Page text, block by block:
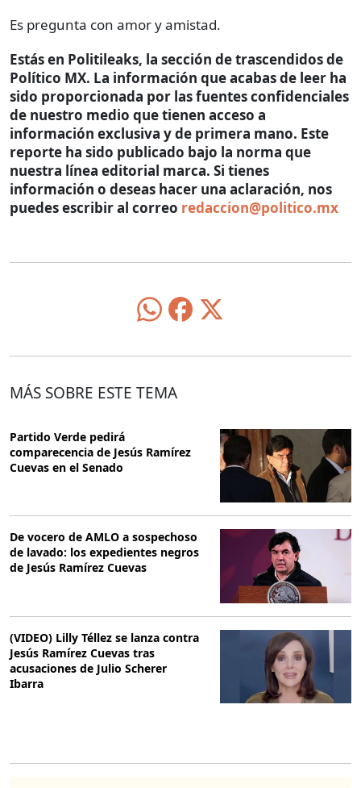
Es pregunta con amor y amistad.
Estás en Politileaks, la sección de trascendidos de
Político MX. La información que acabas de leer ha
sido proporcionada por las fuentes confidenciales
de nuestro medio que tienen acceso a
información exclusiva y de primera mano. Este
reporte ha sido publicado bajo la norma que
nuestra línea editorial marca. Si tienes
información o deseas hacer una aclaración, nos
puedes escribir al correo redaccion@politico.mx
MÁS SOBRE ESTE TEMA
Partido Verde pedirá
comparecencia de Jesús Ramírez
Cuevas en el Senado
De vocero de AMLO a sospechoso
de lavado: los expedientes negros
de Jesús Ramírez Cuevas
(VIDEO) Lilly Téllez se lanza contra
Jesús Ramírez Cuevas tras
acusaciones de Julio Scherer
Ibarra